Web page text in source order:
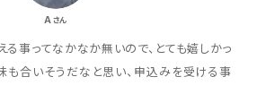
Aさん
事ってなかなか無いので、とても嬉しかっ
も合いそうだなと思い、申込みを受ける事